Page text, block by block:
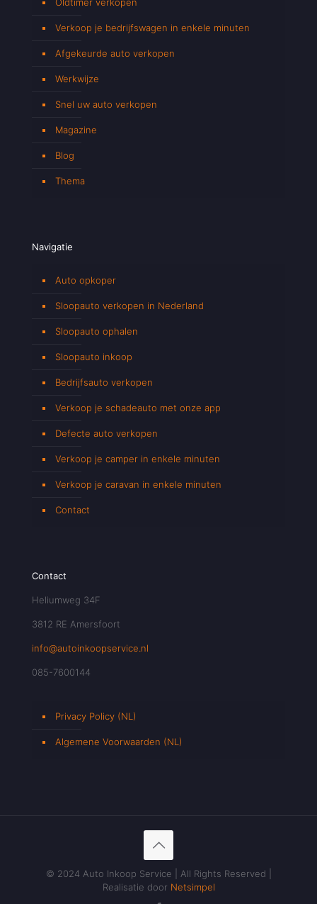
Verkoop je bedrijfswagen in enkele minuten
Afgekeurde auto verkopen
Werkwijze
Snel uw auto verkopen
Magazine
Blog
Thema
Navigatie
Auto opkoper
Sloopauto verkopen in Nederland
Sloopauto ophalen
Sloopauto inkoop
Bedrijfsauto verkopen
Verkoop je schadeauto met onze app
Defecte auto verkopen
Verkoop je camper in enkele minuten
Verkoop je caravan in enkele minuten
Contact
Contact
Heliumweg 34F
3812 RE Amersfoort
info@autoinkoopservice.nl
085-7600144
Privacy Policy (NL)
Algemene Voorwaarden (NL)
© 2024 Auto Inkoop Service | All Rights Reserved |
Realisatie door Netsimpel